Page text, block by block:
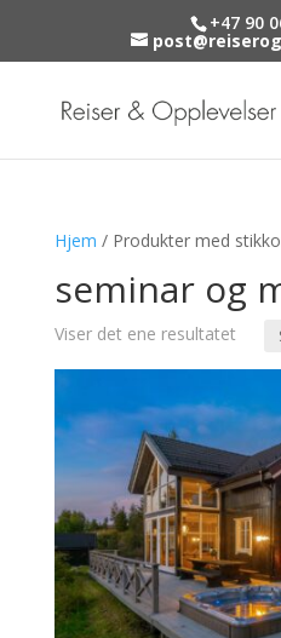
+47 90
Hjem / Produkter med
seminar og
Viser det ene resultatet